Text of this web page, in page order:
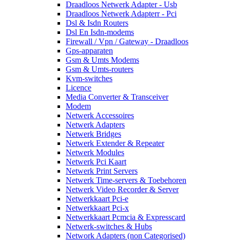
Draadloos Netwerk Adapter - Usb
Draadloos Netwerk Adapterr - Pci
Dsl & Isdn Routers
Dsl En Isdn-modems
Firewall / Vpn / Gateway - Draadloos
Gps-apparaten
Gsm & Umts Modems
Gsm & Umts-routers
Kvm-switches
Licence
Media Converter & Transceiver
Modem
Netwerk Accessoires
Netwerk Adapters
Netwerk Bridges
Netwerk Extender & Repeater
Netwerk Modules
Netwerk Pci Kaart
Netwerk Print Servers
Netwerk Time-servers & Toebehoren
Netwerk Video Recorder & Server
Netwerkkaart Pci-e
Netwerkkaart Pci-x
Netwerkkaart Pcmcia & Expresscard
Netwerk-switches & Hubs
Network Adapters (non Categorised)